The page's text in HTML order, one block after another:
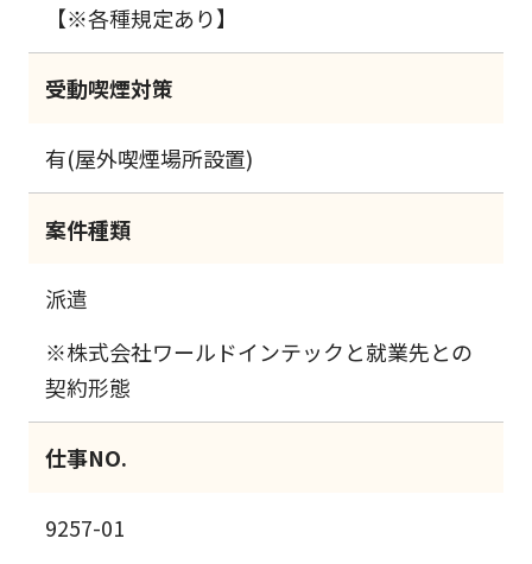
【※各種規定あり】
受動喫煙対策
有(屋外喫煙場所設置)
案件種類
派遣
※株式会社ワールドインテックと就業先との
契約形態
仕事NO.
9257-01